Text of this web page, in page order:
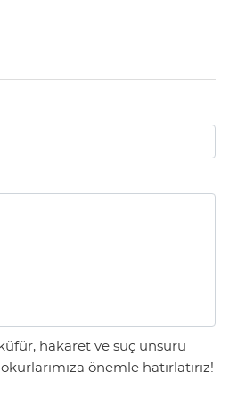
hakaret ve suç unsuru
önemle hatırlatırız!